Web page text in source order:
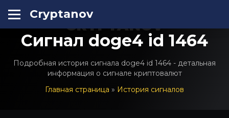
Cryptanov
CRYPTANOV
Сигнал doge4 id 1464
Подробная история сигнала doge4 id 1464 - детальная
информация о сигнале криптовалют
Главная страница » История сигналов